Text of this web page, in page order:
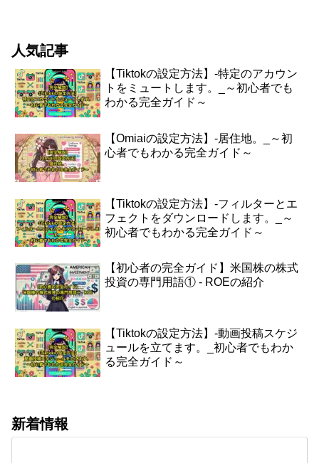
人気記事
【Tiktokの設定方法】-特定のアカウン
トをミュートします。_～初心者でも
わかる完全ガイド～
【Omiaiの設定方法】-居住地。_～初
心者でもわかる完全ガイド～
【Tiktokの設定方法】-フィルターとエ
フェクトをダウンロードします。_～
初心者でもわかる完全ガイド～
【初心者の完全ガイド】米国株の株式
投資の専門用語① - ROEの紹介
【Tiktokの設定方法】-動画投稿スケジ
ュールを立てます。_初心者でもわか
る完全ガイド～
新着情報